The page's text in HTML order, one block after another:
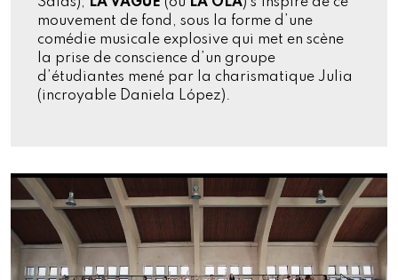
mouvement de fond, sous la forme d’une
comédie musicale explosive qui met en scène
la prise de conscience d’un groupe
d’étudiantes mené par la charismatique Julia
(incroyable Daniela López).